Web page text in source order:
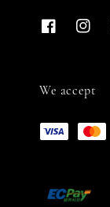
We accept